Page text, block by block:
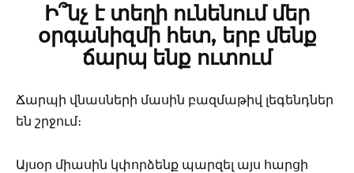
Ի՞նչ է տեղի ունենում մեր
օրգանիզմի հետ, երբ մենք
ճարպ ենք ուտում
Ճարպի վնասների մասին բազմաթիվ լեգենդներ
են շրջում։
Այսօր միասին կփորձենք պարզել այս հարցի